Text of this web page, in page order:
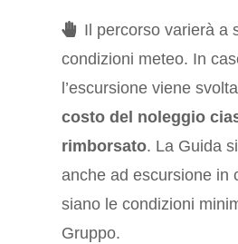
Il percorso varierà a
condizioni meteo. In
l’escursione viene
costo del noleggio
rimborsato. La Guida
anche ad escursione in
siano le condizioni
Gruppo.